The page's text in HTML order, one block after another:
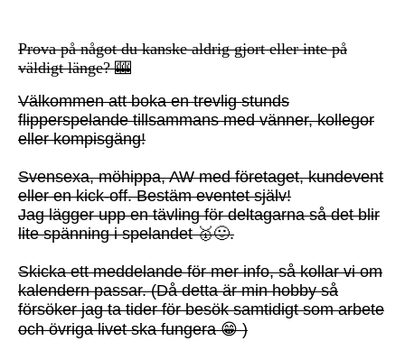
Prova på något du kanske aldrig gjort eller inte på
väldigt länge? 🎰
Välkommen att boka en trevlig stunds
flipperspelande tillsammans med vänner, kollegor
eller kompisgäng!
Svensexa, möhippa, AW med företaget, kundevent
eller en kick-off. Bestäm eventet själv!
Jag lägger upp en tävling för deltagarna så det blir
lite spänning i spelandet 🥇🙂.
Skicka ett meddelande för mer info, så kollar vi om
kalendern passar. (Då detta är min hobby så
försöker jag ta tider för besök samtidigt som arbete
och övriga livet ska fungera 😁 )